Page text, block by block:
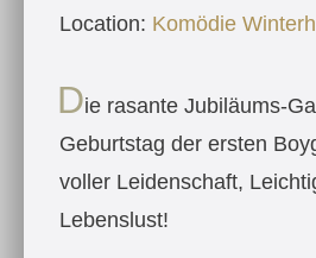
Location: Komödie
Die rasante Jubiläums-
Geburtstag der ersten
voller Leidenschaft,
Lebenslust!